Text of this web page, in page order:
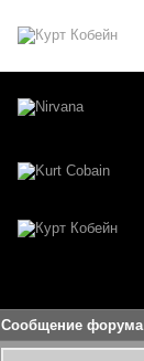
Сообщение форума